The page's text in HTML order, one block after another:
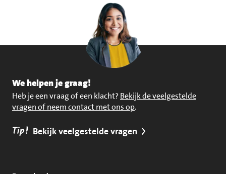
We helpen je graag!
Heb je een vraag of een klacht? Bekijk de veelgestelde
vragen of neem contact met ons op.
Tip! Bekijk veelgestelde vragen